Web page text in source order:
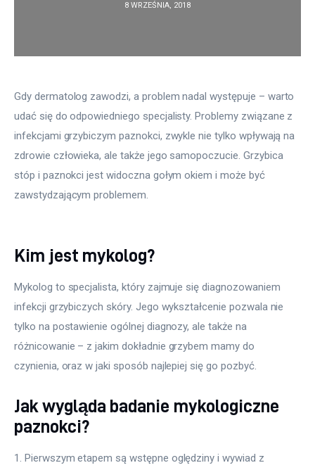
Więcej
8 WRZEŚNIA, 2018
Gdy dermatolog zawodzi, a problem nadal występuje – warto
udać się do odpowiedniego specjalisty. Problemy związane z
infekcjami grzybiczym paznokci, zwykle nie tylko wpływają na
zdrowie człowieka, ale także jego samopoczucie. Grzybica
stóp i paznokci jest widoczna gołym okiem i może być
zawstydzającym problemem.
Kim jest mykolog?
Mykolog to specjalista, który zajmuje się diagnozowaniem
infekcji grzybiczych skóry. Jego wykształcenie pozwala nie
tylko na postawienie ogólnej diagnozy, ale także na
różnicowanie – z jakim dokładnie grzybem mamy do
czynienia, oraz w jaki sposób najlepiej się go pozbyć.
Jak wygląda badanie mykologiczne
paznokci?
1. Pierwszym etapem są wstępne oględziny i wywiad z